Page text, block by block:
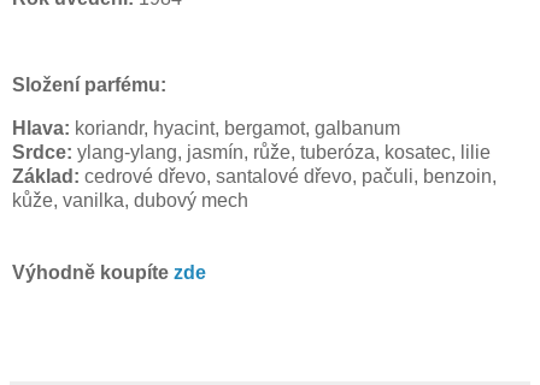
Složení parfému:
Hlava: koriandr, hyacint, bergamot, galbanum
Srdce: ylang-ylang, jasmín, růže, tuberóza, kosatec, lilie
Základ: cedrové dřevo, santalové dřevo, pačuli, benzoin,
kůže, vanilka, dubový mech
Výhodně koupíte zde